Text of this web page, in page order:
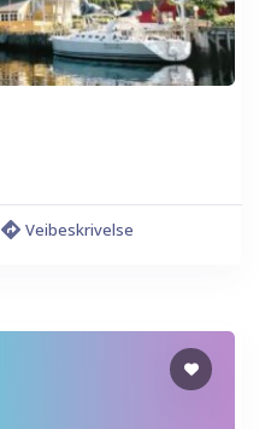
Veibeskrivelse